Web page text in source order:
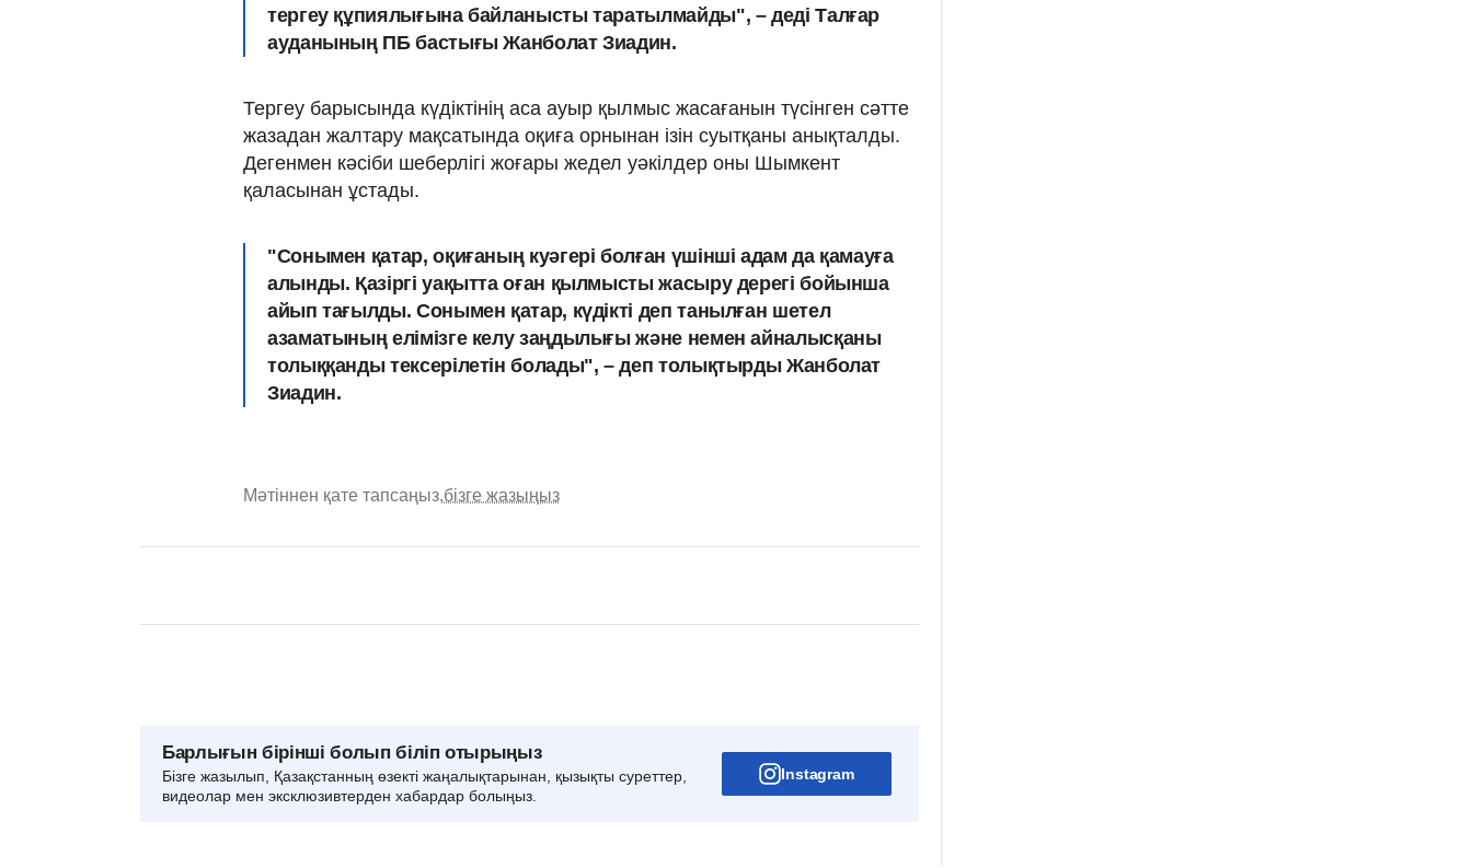
тергеу құпиялығына байланысты таратылмайды", – деді Талғар
ауданының ПБ бастығы Жанболат Зиадин.
Тергеу барысында күдіктінің аса ауыр қылмыс жасағанын түсінген сәтте
жазадан жалтару мақсатында оқиға орнынан ізін суытқаны анықталды.
Дегенмен кәсіби шеберлігі жоғары жедел уәкілдер оны Шымкент
қаласынан ұстады.
"Сонымен қатар, оқиғаның куәгері болған үшінші адам да қамауға
алынды. Қазіргі уақытта оған қылмысты жасыру дерегі бойынша
айып тағылды. Сонымен қатар, күдікті деп танылған шетел
азаматының елімізге келу заңдылығы және немен айналысқаны
толыққанды тексерілетін болады", – деп толықтырды Жанболат
Зиадин.
Мәтіннен қате тапсаңыз,бізге жазыңыз
Барлығын бірінші болып біліп отырыңыз
Бізге жазылып, Қазақстанның өзекті жаңалықтарынан, қызықты суреттер,
видеолар мен эксклюзивтерден хабардар болыңыз.
Instagram